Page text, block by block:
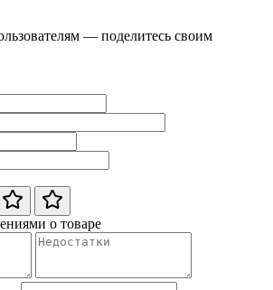
— поделитесь своим
о товаре